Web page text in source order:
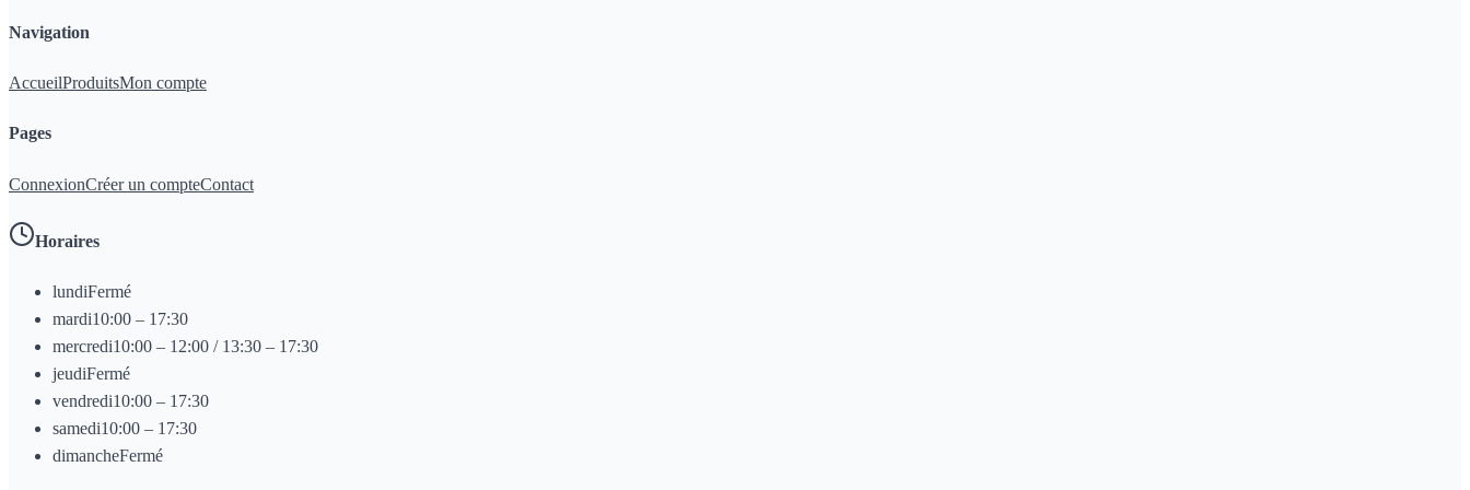
Navigation
AccueilProduitsMon compte
Pages
ConnexionCréer un compteContact
Horaires
lundiFermé
mardi10:00 – 17:30
mercredi10:00 – 12:00 / 13:30 – 17:30
jeudiFermé
vendredi10:00 – 17:30
samedi10:00 – 17:30
dimancheFermé